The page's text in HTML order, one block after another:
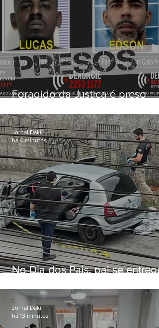
Foragido da Justiça é preso
Cabo Frio
No Dia dos Pais, pai se entrega
5 anos em SP
Jornal Daki
há 4 minutos
Jornal Daki
há 13 minutos